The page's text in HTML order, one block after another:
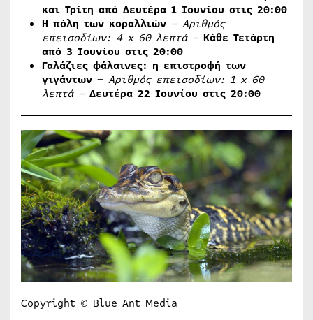
και Τρίτη από Δευτέρα 1 Ιουνίου στις 20:00
Η πόλη των κοραλλιών – Αριθμός
επεισοδίων: 4 x60 λεπτά – Κάθε Τετάρτη
από 3 Ιουνίου στις 20:00
Γαλάζιες φάλαινες: η επιστροφή των
γιγάντων – Αριθμός επεισοδίων: 1 x60
λεπτά – Δευτέρα 22 Ιουνίου στις 20:00
Copyright © Blue Ant Media